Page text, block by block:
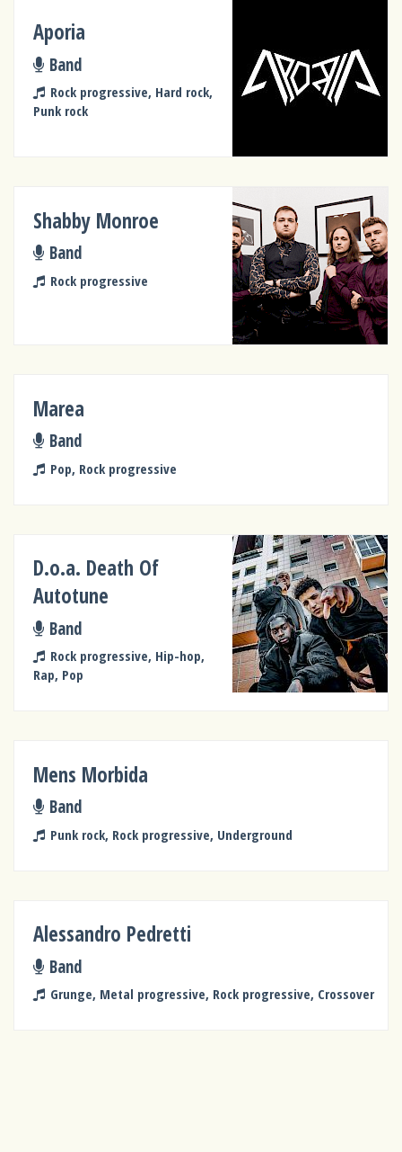
Aporia
Band
Rock progressive, Hard rock,
Punk rock
Shabby Monroe
Band
Rock progressive
Marea
Band
Pop, Rock progressive
D.o.a. Death Of
Autotune
Band
Rock progressive, Hip-hop,
Rap, Pop
Mens Morbida
Band
Punk rock, Rock progressive, Underground
Alessandro Pedretti
Band
Grunge, Metal progressive, Rock progressive, Crossover